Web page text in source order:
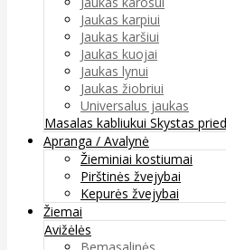
Jaukas karpiui
Jaukas karšiui
Jaukas kuojai
Jaukas lynui
Jaukas žiobriui
Universalus jaukas
Masalas kabliukui Skystas
Apranga / Avalynė
Žieminiai kostiumai
Pirštinės žvejybai
Kepurės žvejybai
Žiemai
Avižėlės
Bemasalinės